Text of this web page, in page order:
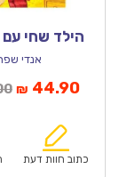
הילד שחי עם
אנדי
המחיר
₪64.00.
₪ 44.90
כתוב חוות דעת